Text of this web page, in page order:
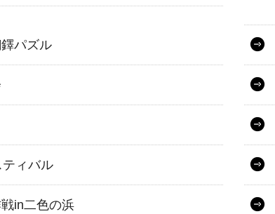
パズル
ィバル
in二色の浜